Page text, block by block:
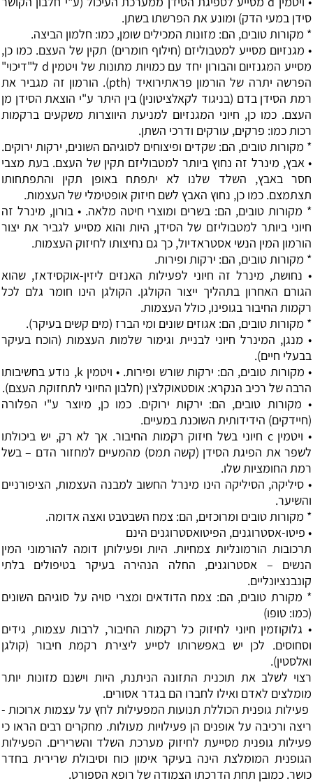
סידן במעי הדק) ומונע את הפרשתו בשתן.
* מקורות טובים, הם: מזונות המכילים שומן, כמו: חלמון הביצה.
• מגנזיום מסייע למטבוליזם (חילוף חומרים) תקין של העצם. כמו כן,
מסייע המגנזיום והבורון יחד עם כמויות מתונות של ויטמין d ל"דיכוי"
הפרשה יתרה של הורמון פראתירואיד (pth). הורמון זה מגביר את
רמת הסידן בדם (בניגוד לקאלציטונין) בין היתר ע"י הוצאת הסידן מן
העצם. כמו כן, חיוני המגנזיום למניעת היווצרות משקעים ברקמות
רכות כמו: פרקים, עורקים ודרכי השתן.
* מקורות טובים, הם: שקדים ופיצוחים לסוגיהם השונים, ירקות ירוקים.
• אבץ, מינרל זה נחוץ ביותר למטבוליזם תקין של העצם. בעת מצבי
חסר באבץ, השלד שלנו לא יתפתח באופן תקין והתפתחותו
תצתמצם. כמו כן, נחוץ האבץ לשם חיזוק אופטימלי של העצמות.
* מקורות טובים, הם: בשרים ומוצרי חיטה מלאה. • בורון, מינרל זה
חיוני ביותר למטבוליזם של הסידן, היות והוא מסייע לגביר את יצור
הורמון המין הנשי אסטראדיול, כך גם נחיצותו לחיזוק העצמות.
* מקורות טובים, הם: ירקות ופירות.
• נחושת, מינרל זה חיוני לפעילות האנזים ליזין-אוקסידאז, שהוא
הגורם האחרון בתהליך ייצור הקולגן. הקולגן הינו חומר גלם לכל
רקמות החיבור בגופינו, כולל העצמות.
* מקורות טובים, הם: אגוזים שונים ומי הברז (מים קשים בעיקר).
• מנגן, המינרל חיוני לבניית וגימור שלמות העצמות (הוכח בעיקר
בבעלי חיים).
• מקורות טובים, הם: ירקות שורש ופירות. • ויטמין k, נודע בחשיבותו
הרבה של רכיב הנקרא: אוסטאוקלצין (חלבון החיוני לתחזוקת העצם).
• מקורות טובים, הם: ירקות ירוקים. כמו כן, מיוצר ע"י הפלורה
(חיידקים) הידידותית השוכנת במעיים.
• ויטמין c חיוני בשל חיזוק רקמות החיבור. אך לא רק, יש ביכולתו
לשפר את הפיגת הסידן (קשה תמס) מהמעיים למחזור הדם – בשל
רמת החומציות שלו.
• סיליקה, הסיליקה הינו מינרל החשוב למבנה העצמות, הציפורניים
והשיער.
* מקורות טובים ומרוכזים, הם: צמח השבטבט ואצה אדומה.
• פיטו-אסטרוגנים, הפיטואסטרוגנים הינם
תרכובות הורמונליות צמחיות. היות ופעילותן דומה להורמוני המין
הנשים – אסטרוגנים, החלה הנהירה בעיקר בטיפולים בלתי
קונבנציונליים.
* מקורת טובים, הם: צמח הדודאים ומצרי סויה על סוגיהם השונים
(כמו: טופו)
• גלוקוזמין חיוני לחיזוק כל רקמות החיבור, לרבות עצמות, גידים
וסחוסים. לכן יש באפשרותו לסייע ליצירת רקמת חיבור (קולגן
ואלסטין).
רצוי לשלב את תוכנית התזונה הניתנת, היות וישנם מזונות יותר
מומלצים לאדם ואילו לחברו הם בגדר אסורים.
פעילות גופנית הכוללת תנועות המפעילות לחץ על עצמות ארוכות -
ריצה ורכיבה על אופנים הן פעילויות מעולות. מחקרים רבים הראו כי
פעילות גופנית מסייעת לחיזוק מערכת השלד והשרירים. הפעילות
הגופנית המומלצת הינה בעיקר אימון כוח וסיבולת שרירית בחדר
כושר. כמובן תחת הדרכתו הצמודה של רופא הספורט.